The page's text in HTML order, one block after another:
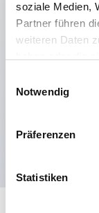
soziale Medien,
Partner führen
weiteren Daten
Notwendig
Präferenzen
Statistiken
Atmosphären
Bis zu 3
Finger-